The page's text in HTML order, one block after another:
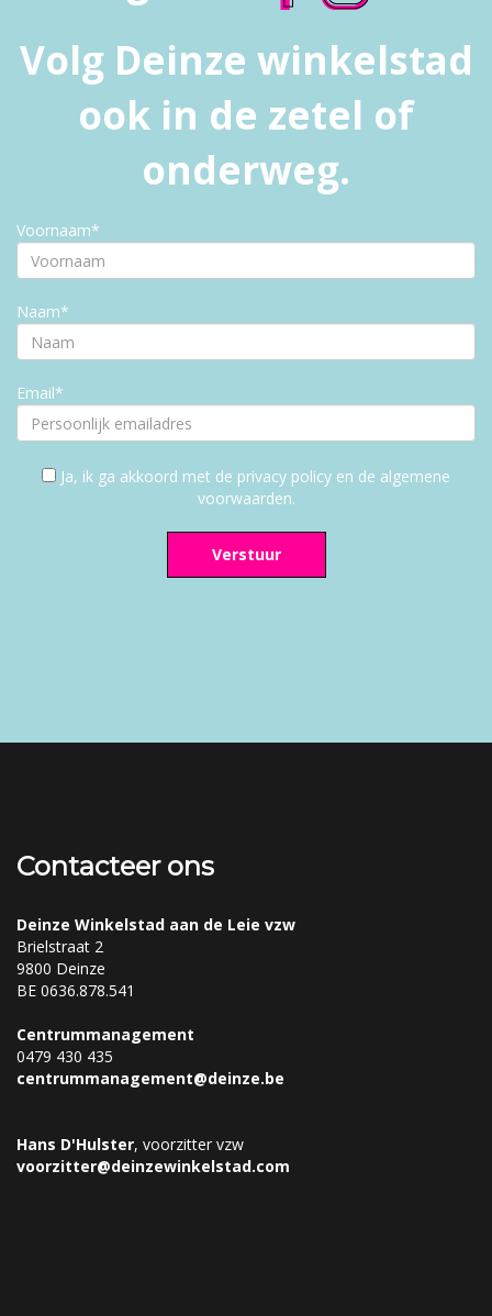
Volg Deinze winkelstad
ook in de zetel of
onderweg.
Voornaam*
Naam*
Email*
Ja, ik ga akkoord met de privacy policy en de algemene
voorwaarden.
Verstuur
Contacteer ons
Deinze Winkelstad aan de Leie vzw
Brielstraat 2
9800 Deinze
BE 0636.878.541
Centrummanagement
0479 430 435
centrummanagement@deinze.be
Hans D'Hulster, voorzitter vzw
voorzitter@deinzewinkelstad.com